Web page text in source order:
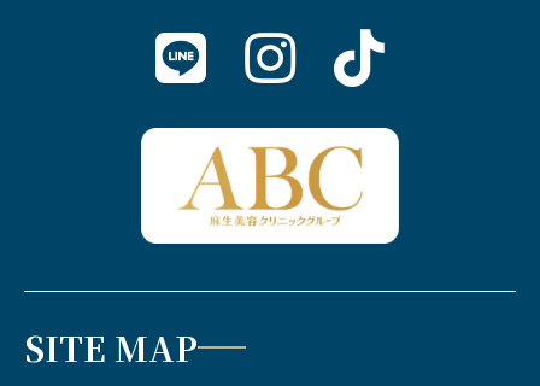
SITE MAP